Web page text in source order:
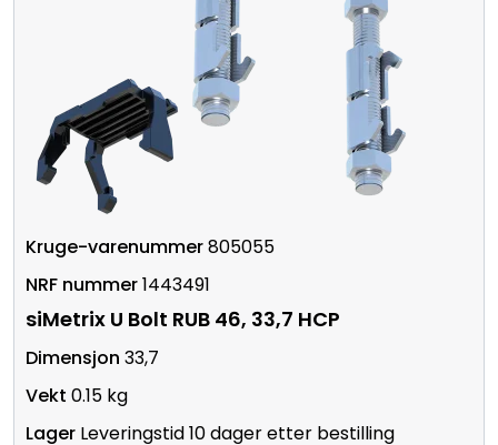
805055
1443491
siMetrix U Bolt RUB 46, 33,7 HCP
33,7
0.15 kg
Leveringstid 10 dager etter bestilling